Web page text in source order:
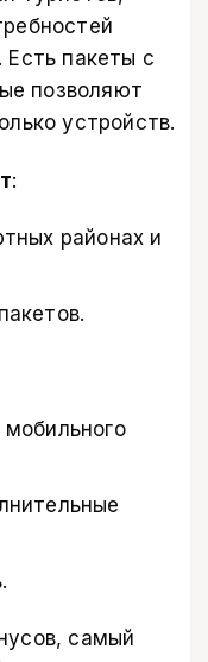
Есть пакеты с
позволяют
устройств.
:
районах и
самый